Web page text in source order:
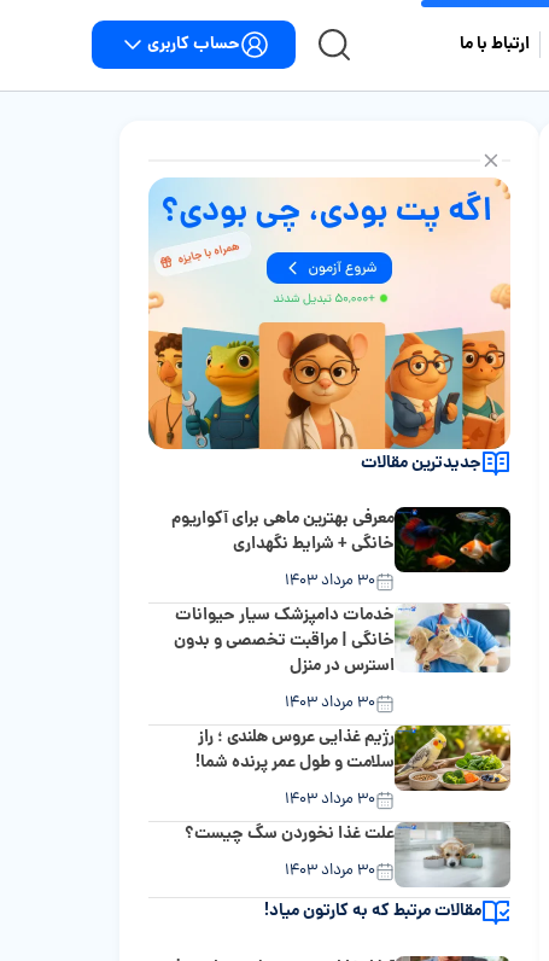
ارتباط با ما حساب کاربری
جدیدترین مقالات
معرفی بهترین ماهی برای آکواریوم
خانگی + شرایط نگهداری
۳۰ مرداد ۱۴۰۳
خدمات دامپزشک سیار حیوانات
خانگی | مراقبت تخصصی و بدون
استرس در منزل
۳۰ مرداد ۱۴۰۳
رژیم غذایی عروس هلندی ؛ راز
سلامت و طول عمر پرنده شما!
۳۰ مرداد ۱۴۰۳
علت غذا نخوردن سگ چیست؟
۳۰ مرداد ۱۴۰۳
مقالات مرتبط که به کارتون میاد!